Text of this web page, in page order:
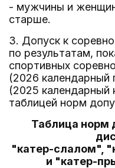
- мужчины и
старше.
3. Допуск к
по результатам,
спортивных
(2026 календарный
(2025 календарный
таблицей норм
Таблица норм
"катер-слалом",
и "катер-